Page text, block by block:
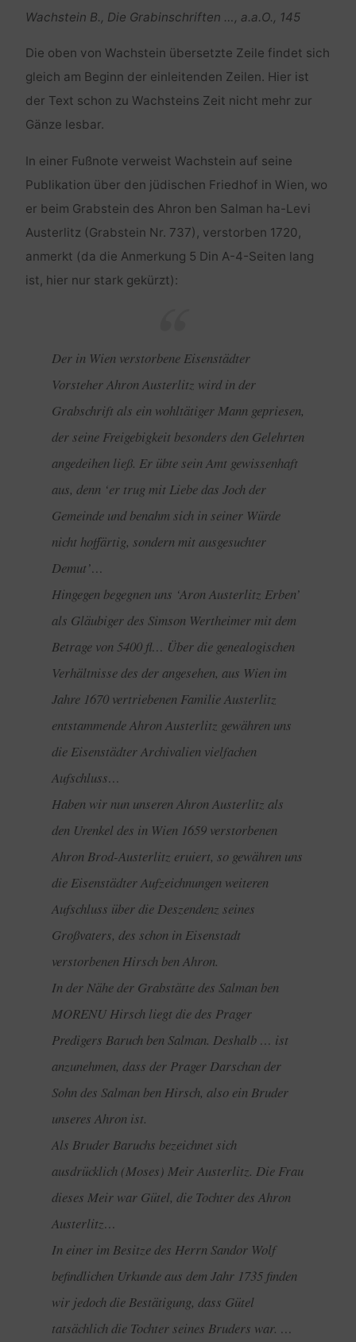
Wachstein B., Die Grabinschriften …, a.a.O., 145
Die oben von Wachstein übersetzte Zeile findet sich
gleich am Beginn der einleitenden Zeilen. Hier ist
der Text schon zu Wachsteins Zeit nicht mehr zur
Gänze lesbar.
In einer Fußnote verweist Wachstein auf seine
Publikation über den jüdischen Friedhof in Wien, wo
er beim Grabstein des Ahron ben Salman ha-Levi
Austerlitz (Grabstein Nr. 737), verstorben 1720,
anmerkt (da die Anmerkung 5 Din A-4-Seiten lang
ist, hier nur stark gekürzt):
Der in Wien verstorbene Eisenstädter
Vorsteher Ahron Austerlitz wird in der
Grabschrift als ein wohltätiger Mann gepriesen,
der seine Freigebigkeit besonders den Gelehrten
angedeihen ließ. Er übte sein Amt gewissenhaft
aus, denn ‘er trug mit Liebe das Joch der
Gemeinde und benahm sich in seiner Würde
nicht hoffärtig, sondern mit ausgesuchter
Demut’…
Hingegen begegnen uns ‘Aron Austerlitz Erben’
als Gläubiger des Simson Wertheimer mit dem
Betrage von 5400 fl… Über die genealogischen
Verhältnisse des der angesehen, aus Wien im
Jahre 1670 vertriebenen Familie Austerlitz
entstammende Ahron Austerlitz gewähren uns
die Eisenstädter Archivalien vielfachen
Aufschluss…
Haben wir nun unseren Ahron Austerlitz als
den Urenkel des in Wien 1659 verstorbenen
Ahron Brod-Austerlitz eruiert, so gewähren uns
die Eisenstädter Aufzeichnungen weiteren
Aufschluss über die Deszendenz seines
Großvaters, des schon in Eisenstadt
verstorbenen Hirsch ben Ahron.
In der Nähe der Grabstätte des Salman ben
MORENU Hirsch liegt die des Prager
Predigers Baruch ben Salman. Deshalb … ist
anzunehmen, dass der Prager Darschan der
Sohn des Salman ben Hirsch, also ein Bruder
unseres Ahron ist.
Als Bruder Baruchs bezeichnet sich
ausdrücklich (Moses) Meir Austerlitz. Die Frau
dieses Meir war Gütel, die Tochter des Ahron
Austerlitz…
In einer im Besitze des Herrn Sandor Wolf
befindlichen Urkunde aus dem Jahr 1735 finden
wir jedoch die Bestätigung, dass Gütel
tatsächlich die Tochter seines Bruders war. …